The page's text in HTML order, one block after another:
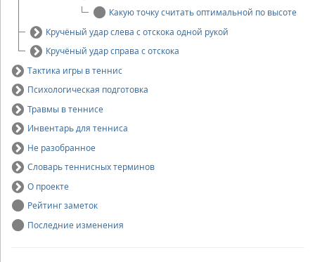
Какую точку считать оптимальной по высоте
Кручёный удар слева с отскока одной рукой
Кручёный удар справа с отскока
Тактика игры в теннис
Психологическая подготовка
Травмы в теннисе
Инвентарь для тенниса
Не разобранное
Словарь теннисных терминов
О проекте
Рейтинг заметок
Последние изменения